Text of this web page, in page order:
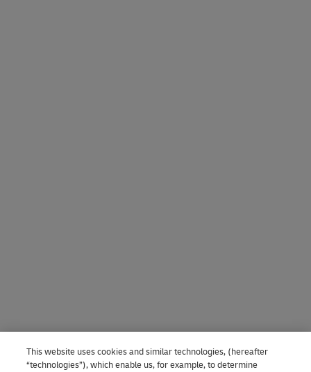
This website uses cookies and similar technologies, (hereafter
“technologies”), which enable us, for example, to determine